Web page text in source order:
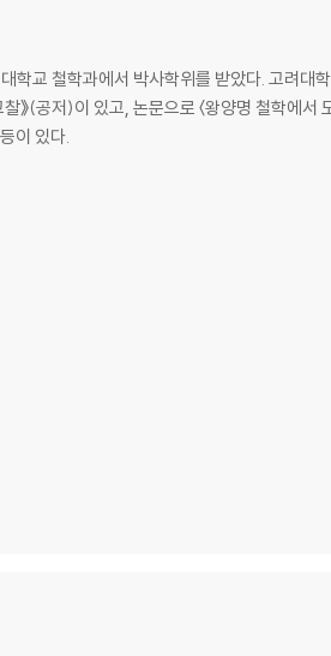
교 철학과에서 박사학위를 받았다. 고려대
(공저)이 있고, 논문으로 〈왕양명 철학에서
이 있다.